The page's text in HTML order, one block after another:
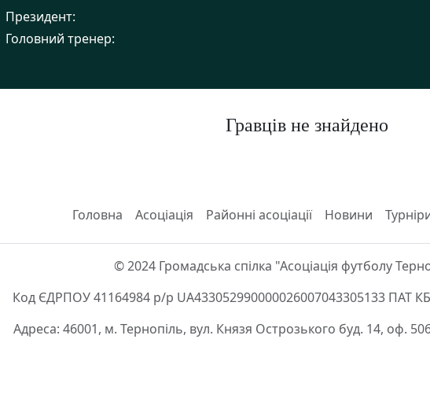
Президент:
Головний тренер:
Гравців не знайдено
Головна Асоціація Районні асоціації Новини
© 2024 Громадська спілка "Асоціація футболу
Код ЄДРПОУ 41164984 р/р UA433052990000026007043305133 ПАТ
Адреса: 46001, м. Тернопіль, вул. Князя Острозького буд. 14, оф.